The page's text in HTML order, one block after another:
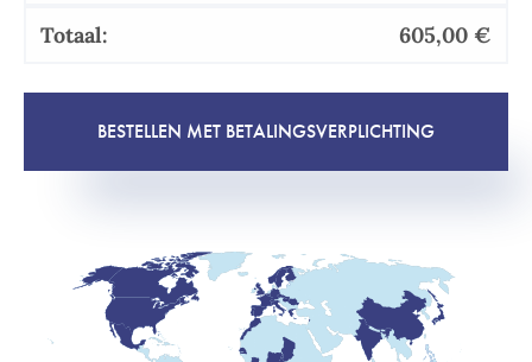
605,00 €
BESTELLEN MET BETALINGSVERPLICHTING